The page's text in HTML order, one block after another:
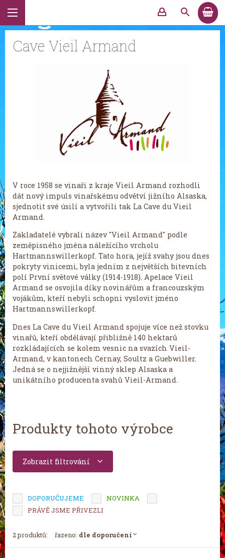
Cave Vieil Armand
V roce 1958 se vinaři z kraje Vieil Armand rozhodli
dát nový impuls vinařskému odvětví jižního Alsaska,
sjednotit své úsilí a vytvořili tak La Cave du Vieil
Armand.
Zakladatelé vybrali název "Vieil Armand" podle
zeměpisného jména náležícího vrcholu
Hartmannswillerkopf. Tato hora, jejíž svahy jsou dnes
pokryty vinicemi, byla jedním z největších bitevních
polí První světové války (1914-1918). Apelace Vieil
Armand se osvojila díky novinářům a francouzským
vojákům, kteří nebyli schopni vyslovit jméno
Hartmannswillerkopf.
Dnes La Cave du Vieil Armand spojuje více než stovku
vinařů, kteří obdělávají přibližně 140 hektarů
rozkládajících se kolem vesnic na svazích Vieil-
Armand, v kantonech Cernay, Soultz a Guebwiller.
Jedná se o nejjižnější vinný sklep Alsaska a
unikátního producenta svahů Vieil-Armand.
Produkty tohoto výrobce
Zobrazit filtrování
DOPORUČUJEME NOVINKA
PRÁVĚ JSME PŘIVEZLI
2 produktů: řazeno: dle doporučení